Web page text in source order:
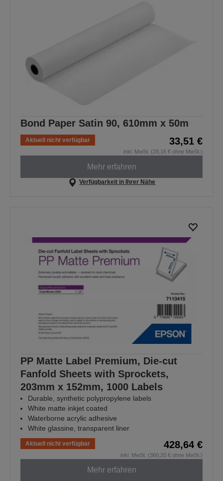
Bond Paper Satin 90, 610mm x 50m
Aktuell nicht verfügbar 33,51 €
inkl. MwSt. (28,16 € ohne MwSt.)
Mehr erfahren
Verfügbarkeit in Ihrer Nähe
PP Matte Label Premium, Die-cut
Fanfold Sheets with Sprockets,
203mm x 152mm, 1000 Labels
Durable, synthetic polypropylene labels
White matte inkjet coated
Waterborne acrylic adhesive
White glassine, transparent liner
Aktuell nicht verfügbar 428,64 €
inkl. MwSt. (360,20 € ohne MwSt.)
Mehr erfahren